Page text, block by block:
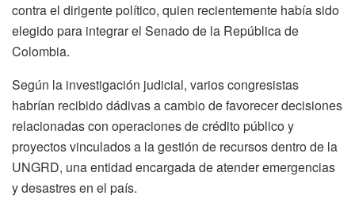
contra el dirigente político, quien recientemente había sido
elegido para integrar el Senado de la República de
Colombia.
Según la investigación judicial, varios congresistas
habrían recibido dádivas a cambio de favorecer decisiones
relacionadas con operaciones de crédito público y
proyectos vinculados a la gestión de recursos dentro de la
UNGRD, una entidad encargada de atender emergencias
y desastres en el país.